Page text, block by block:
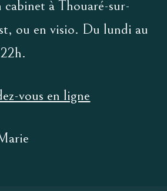
cabinet à Thouaré-sur-
ou en visio. Du lundi au
vous en ligne